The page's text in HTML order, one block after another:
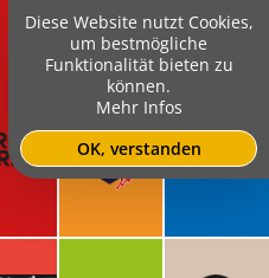
Diese Website nutzt Cookies,
um bestmögliche
Funktionalität bieten zu
können.
Mehr Infos
OK, verstanden